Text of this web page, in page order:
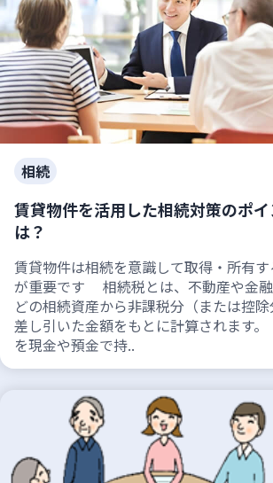
相続
賃貸物件を活用した相続対策のポイ
は？
賃貸物件は相続を意識して取得・所有す
が重要です 相続税とは、不動産や金
どの相続資産から非課税分（または控除
差し引いた金額をもとに計算されます
を現金や預金で持..